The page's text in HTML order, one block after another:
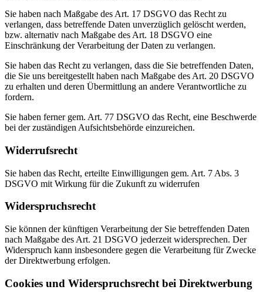
Sie haben nach Maßgabe des Art. 17 DSGVO das Recht zu
verlangen, dass betreffende Daten unverzüglich gelöscht werden,
bzw. alternativ nach Maßgabe des Art. 18 DSGVO eine
Einschränkung der Verarbeitung der Daten zu verlangen.
Sie haben das Recht zu verlangen, dass die Sie betreffenden Daten,
die Sie uns bereitgestellt haben nach Maßgabe des Art. 20 DSGVO
zu erhalten und deren Übermittlung an andere Verantwortliche zu
fordern.
Sie haben ferner gem. Art. 77 DSGVO das Recht, eine Beschwerde
bei der zuständigen Aufsichtsbehörde einzureichen.
Widerrufsrecht
Sie haben das Recht, erteilte Einwilligungen gem. Art. 7 Abs. 3
DSGVO mit Wirkung für die Zukunft zu widerrufen
Widerspruchsrecht
Sie können der künftigen Verarbeitung der Sie betreffenden Daten
nach Maßgabe des Art. 21 DSGVO jederzeit widersprechen. Der
Widerspruch kann insbesondere gegen die Verarbeitung für Zwecke
der Direktwerbung erfolgen.
Cookies und Widerspruchsrecht bei Direktwerbung